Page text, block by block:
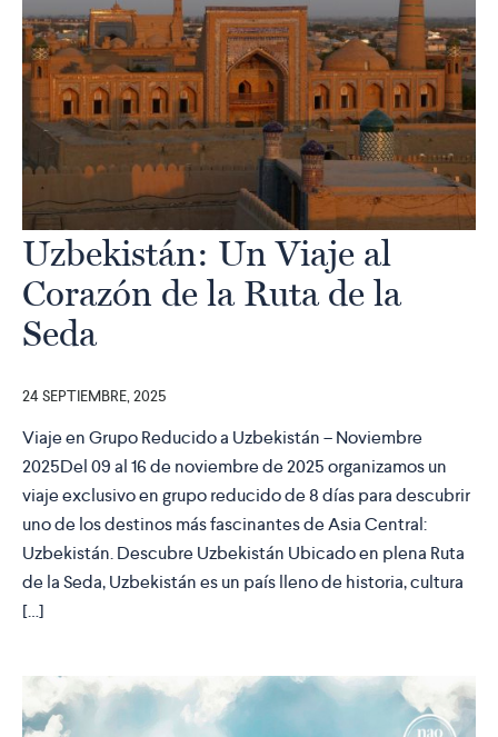
Uzbekistán: Un Viaje al
Corazón de la Ruta de la
Seda
24 SEPTIEMBRE, 2025
Viaje en Grupo Reducido a Uzbekistán – Noviembre
2025Del 09 al 16 de noviembre de 2025 organizamos un
viaje exclusivo en grupo reducido de 8 días para descubrir
uno de los destinos más fascinantes de Asia Central:
Uzbekistán. Descubre Uzbekistán Ubicado en plena Ruta
de la Seda, Uzbekistán es un país lleno de historia, cultura
[…]